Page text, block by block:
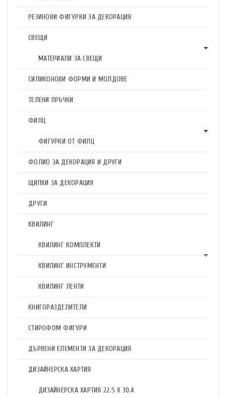
РЕЗИНОВИ ФИГУРКИ ЗА ДЕКОРАЦИЯ
СВЕЩИ
МАТЕРИАЛИ ЗА СВЕЩИ
СИЛИКОНОВИ ФОРМИ И МОЛДОВЕ
ТЕЛЕНИ ПРЪЧКИ
ФИЛЦ
ФИГУРКИ ОТ ФИЛЦ
ФОЛИО ЗА ДЕКОРАЦИЯ И ДРУГИ
ЩИПКИ ЗА ДЕКОРАЦИЯ
ДРУГИ
КВИЛИНГ
КВИЛИНГ КОМПЛЕКТИ
КВИЛИНГ ИНСТРУМЕНТИ
КВИЛИНГ ЛЕНТИ
КНИГОРАЗДЕЛИТЕЛИ
СТИРОФОМ ФИГУРИ
ДЪРВЕНИ ЕЛЕМЕНТИ ЗА ДЕКОРАЦИЯ
ДИЗАЙНЕРСКА ХАРТИЯ
ДИЗАЙНЕРСКА ХАРТИЯ 22.5 X 30.4